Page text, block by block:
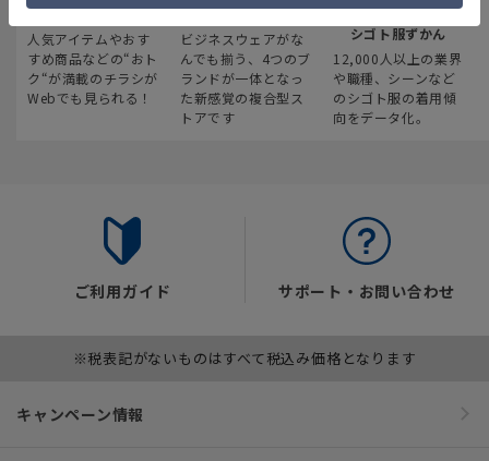
最新のお買い得情報
人気アイテムやおす
すめ商品などの“おト
ク“が満載のチラシが
Webでも見られる！
スーツスクエア
ビジネスウェアがな
んでも揃う、4つのブ
ランドが一体となっ
た新感覚の複合型ス
トアです
みんなの
シゴト服ずかん
12,000人以上の業界
や職種、シーンなど
のシゴト服の着用傾
向をデータ化。
ご利用ガイド サポート・お問い合わせ
※税表記がないものはすべて税込み価格となります
キャンペーン情報